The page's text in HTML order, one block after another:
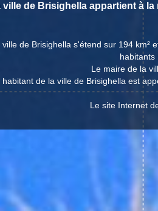
ville de Brisighella appartient à la
ville de Brisighella s'étend sur 194 km²
habitants
Le maire de la
habitant de la ville de Brisighella est
Le site Internet